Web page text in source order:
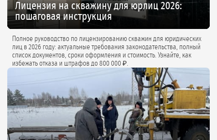
Лицензия на скважину для юрлиц 2026:
пошаговая инструкция
Полное руководство по лицензированию скважин для юридических
лиц в 2026 году: актуальные требования законодательства, полный
список документов, сроки оформления и стоимость. Узнайте, как
избежать отказа и штрафов до 800 000 ₽.